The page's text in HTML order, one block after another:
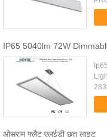
IP65 5040lm 72W
ओसराम फ्लैट एलईडी छत लाइट